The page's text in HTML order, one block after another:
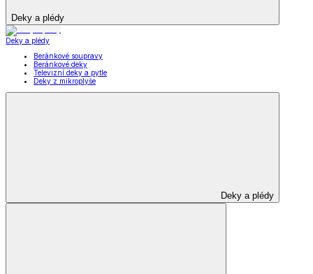
Deky a plédy
Deky a plédy
Beránkové soupravy
Beránkové deky
Televizní deky a pytle
Deky z mikroplyše
Deky a plédy